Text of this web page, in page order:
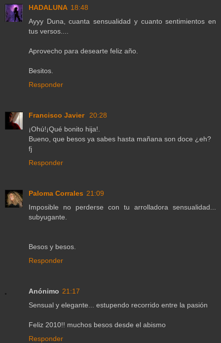
HADALUNA 18:48
Ayyy Duna, cuanta sensualidad y cuanto sentimientos en
tus versos....
Aprovecho para desearte feliz año.
Besitos.
Responder
Francisco Javier
20:28
¡Ohú!¡Qué bonito hija!.
Bueno, que besos ya sabes hasta mañana son doce ¿eh?
fj
Responder
Paloma Corrales 21:09
Imposible no perderse con tu arrolladora sensualidad...
subyugante.
Besos y besos.
Responder
Anónimo 21:17
Sensual y elegante... estupendo recorrido entre la pasión
Feliz 2010!! muchos besos desde el abismo
Responder